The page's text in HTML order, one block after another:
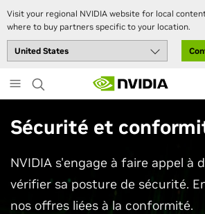
Visit your regional NVIDIA website for local
where to buy partners specific to your location.
to
main
content
Sécurité et
NVIDIA s'engage à faire appel à
vérifier sa posture de sécurité.
nos offres liées à la conformité.